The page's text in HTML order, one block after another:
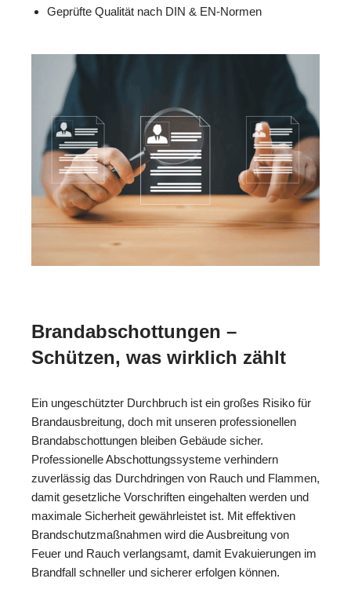
Geprüfte Qualität nach DIN & EN-Normen
Brandabschottungen –
Schützen, was wirklich zählt
Ein ungeschützter Durchbruch ist ein großes Risiko für
Brandausbreitung, doch mit unseren professionellen
Brandabschottungen bleiben Gebäude sicher.
Professionelle Abschottungssysteme verhindern
zuverlässig das Durchdringen von Rauch und Flammen,
damit gesetzliche Vorschriften eingehalten werden und
maximale Sicherheit gewährleistet ist. Mit effektiven
Brandschutzmaßnahmen wird die Ausbreitung von
Feuer und Rauch verlangsamt, damit Evakuierungen im
Brandfall schneller und sicherer erfolgen können.